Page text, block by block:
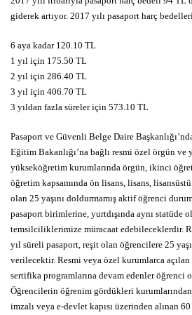
giderek artıyor. 2017 yılı pasaport harç
6 aya kadar 120.10 TL
1 yıl için 175.50 TL
2 yıl için 286.40 TL
3 yıl için 406.70 TL
3 yıldan fazla süreler için 573.10 TL
Pasaport ve Güvenli Belge Daire
Eğitim Bakanlığı’na bağlı resmi özel örgün
yükseköğretim kurumlarında örgün, ikinci
öğretim kapsamında ön lisans, lisans,
olan 25 yaşını doldurmamış aktif öğrenci
pasaport birimlerine, yurtdışında aynı statüde
temsilciliklerimize müracaat edebileceklerdir.
yıl süreli pasaport, reşit olan öğrencilere 25
verilecektir. Resmi veya özel kurumlarca
sertifika programlarına devam edenler öğrenci
Öğrencilerin öğrenim gördükleri
imzalı veya e-devlet kapısı üzerinden alınan